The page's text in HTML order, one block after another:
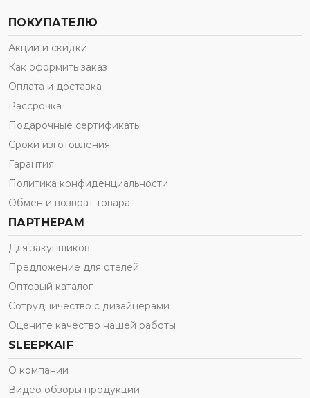
ПОКУПАТЕЛЮ
Акции и скидки
Как оформить заказ
Оплата и доставка
Рассрочка
Подарочные сертификаты
Сроки изготовления
Гарантия
Политика конфиденциальности
Обмен и возврат товара
ПАРТНЕРАМ
Для закупщиков
Предложение для отелей
Оптовый каталог
Сотрудничество с дизайнерами
Оцените качество нашей работы
SLEEPKAIF
О компании
Видео обзоры продукции